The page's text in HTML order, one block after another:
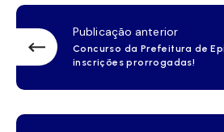
Publicação anterior
Concurso da Prefeitura de
inscrições prorrogadas!